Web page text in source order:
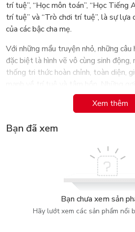
trí tuệ”, “Học môn toán”, “Học Tiếng
trí tuệ” và “Trò chơi trí tuệ”, là sự lựa
của các bậc cha mẹ.
Với những mẩu truyện nhỏ, những câu
đặc biệt là hình vẽ vô cùng sinh
thống tri thức hoàn chỉnh, toàn diện,
gia giáo dục trong bộ sách là sự trợ
cha mẹ hướng dẫn con mình đọc hiểu
Xem thêm
Bạn đã xem
Bạn chưa xem sản
Hãy lướt xem các sản phẩm nổi